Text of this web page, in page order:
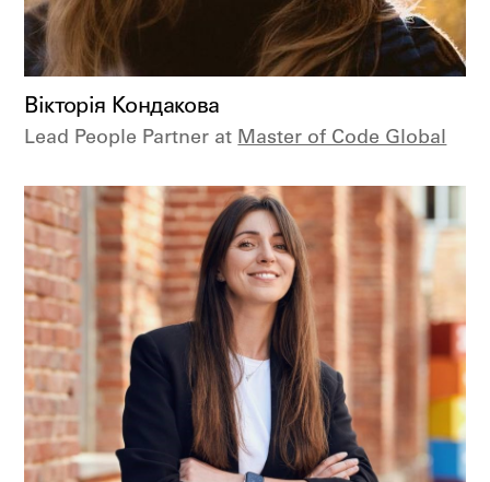
Вікторія Кондакова
Lead People Partner at Master of Code Global